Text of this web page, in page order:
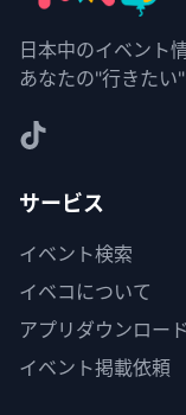
日本中のイベント
あなたの"行きたい
サービス
イベント検索
イベコについて
アプリダウンロード
イベント掲載依頼